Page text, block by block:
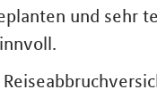
und sehr